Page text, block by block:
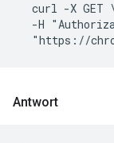
curl -X GET
-H
Antwort